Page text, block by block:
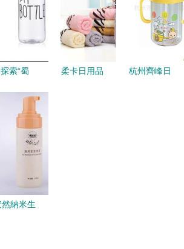
達商貿
鏡維修、
詢與保養
探索“蜀
力與加盟
景如何？
柔卡日用品
杭州齊峰日
然納米生